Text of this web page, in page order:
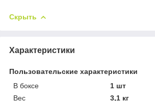
Скрыть
Характеристики
Пользовательские характеристики
В боксе
1 шт
Вес
3,1 кг